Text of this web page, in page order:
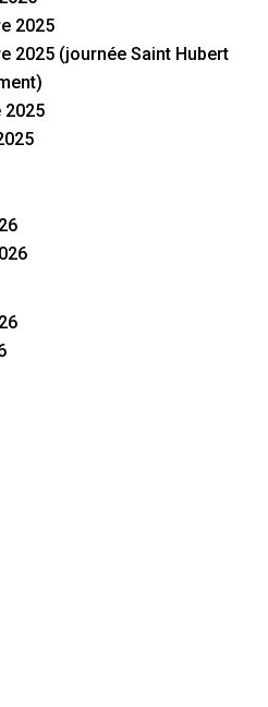
2025
2025 (journée Saint Hubert
2025